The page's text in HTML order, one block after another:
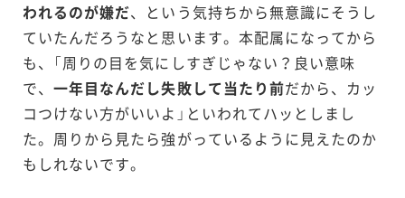
われるのが嫌だ、という気持ちから無意識にそうし
ていたんだろうなと思います。本配属になってから
も、「周りの目を気にしすぎじゃない？良い意味
で、一年目なんだし失敗して当たり前だから、カッ
コつけない方がいいよ」といわれてハッとしまし
た。周りから見たら強がっているように見えたのか
もしれないです。